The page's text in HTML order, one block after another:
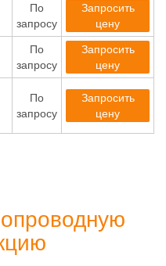
По
запросу
Запросить
цену
По
запросу
Запросить
цену
По
запросу
Запросить
цену